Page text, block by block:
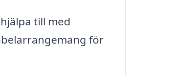
till med
för